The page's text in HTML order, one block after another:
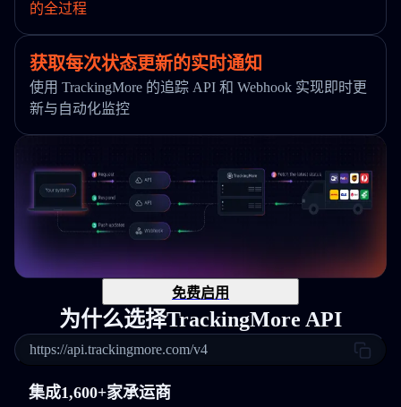
的全过程
获取每次状态更新的实时通知
使用 TrackingMore 的追踪 API 和 Webhook 实现即时更
新与自动化监控
免费启用
为什么选择TrackingMore API
https://api.trackingmore.com/v4
集成1,600+家承运商